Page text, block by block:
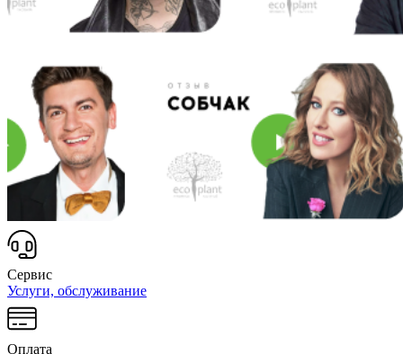
Сервис
Услуги, обслуживание
Оплата